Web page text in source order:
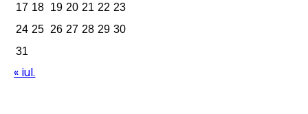
17 18 19 20 21 22 23
24 25 26 27 28 29 30
31
« iul.